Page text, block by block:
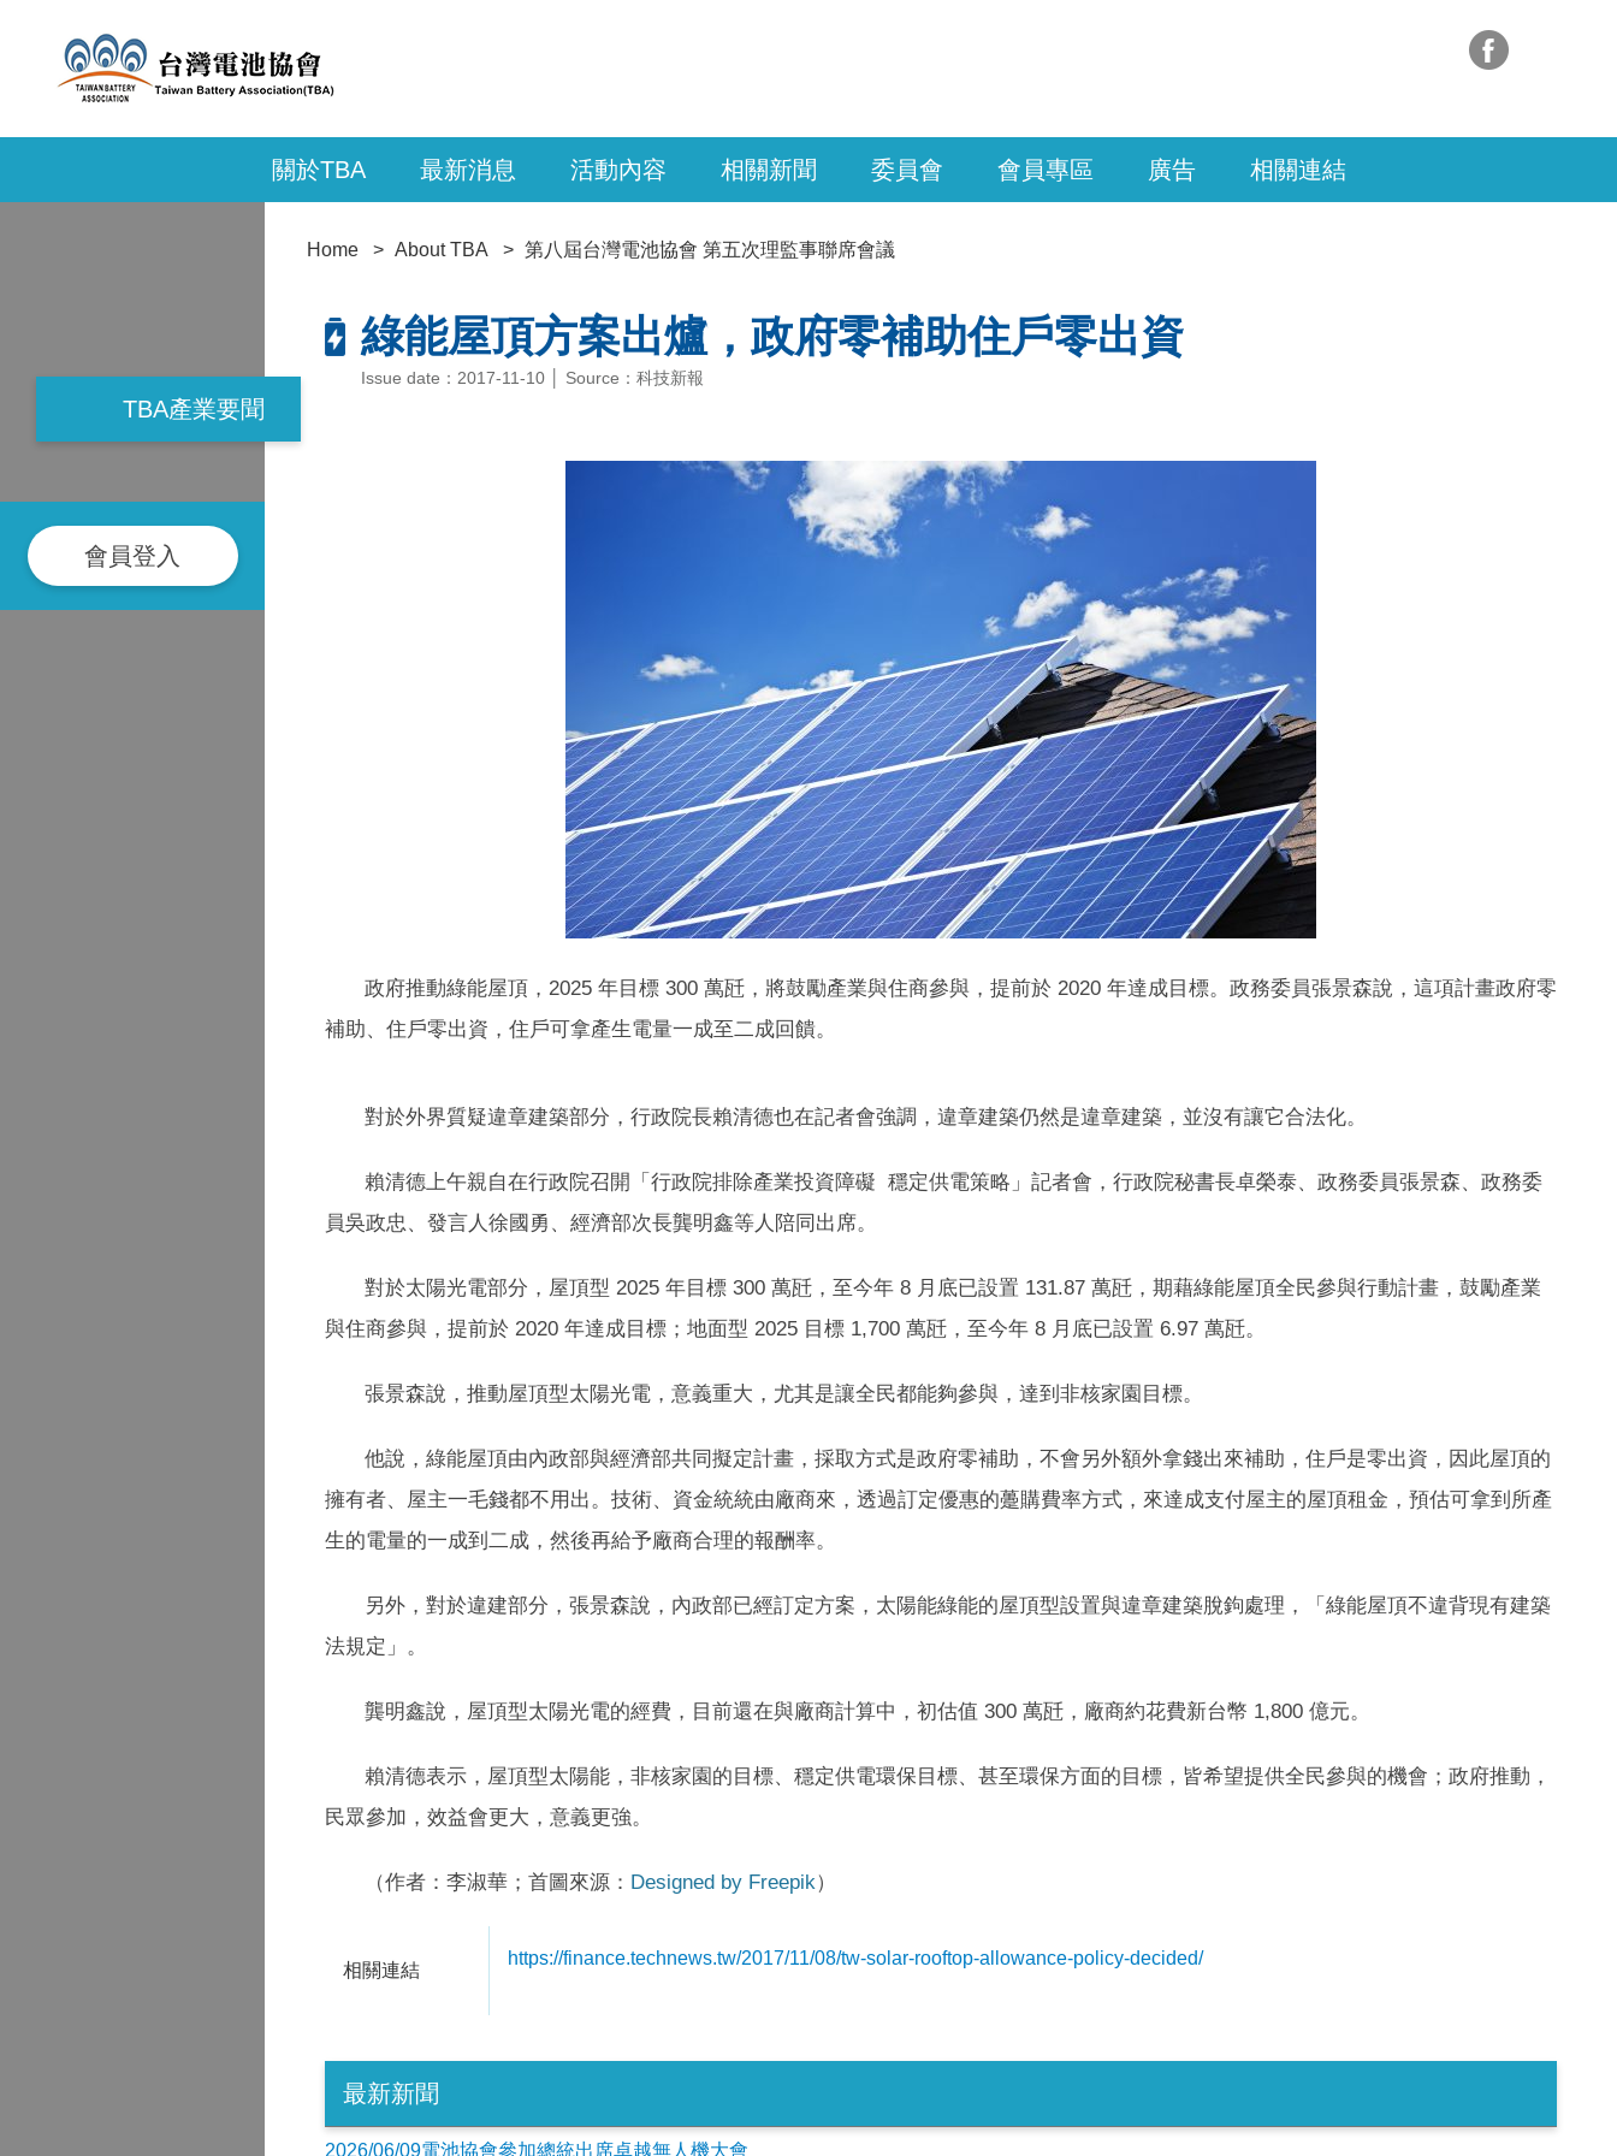
關於TBA 最新消息 活動內容 相關新聞 委員會 會員專區 廣告 相關連結
TBA產業要聞
會員登入
Home About TBA 第八屆台灣電池協會 第五次理監事聯席會議
綠能屋頂方案出爐，政府零補助住戶零出資
Issue date：2017-11-10 │ Source：科技新報
政府推動綠能屋頂，2025 年目標 300 萬瓩，將鼓勵產業與住商參與，提前於 2020 年達成目標。政務委員張景森說，這項計畫政府零
補助、住戶零出資，住戶可拿產生電量一成至二成回饋。
對於外界質疑違章建築部分，行政院長賴清德也在記者會強調，違章建築仍然是違章建築，並沒有讓它合法化。
賴清德上午親自在行政院召開「行政院排除產業投資障礙 穩定供電策略」記者會，行政院秘書長卓榮泰、政務委員張景森、政務委
員吳政忠、發言人徐國勇、經濟部次長龔明鑫等人陪同出席。
對於太陽光電部分，屋頂型 2025 年目標 300 萬瓩，至今年 8 月底已設置 131.87 萬瓩，期藉綠能屋頂全民參與行動計畫，鼓勵產業
與住商參與，提前於 2020 年達成目標；地面型 2025 目標 1,700 萬瓩，至今年 8 月底已設置 6.97 萬瓩。
張景森說，推動屋頂型太陽光電，意義重大，尤其是讓全民都能夠參與，達到非核家園目標。
他說，綠能屋頂由內政部與經濟部共同擬定計畫，採取方式是政府零補助，不會另外額外拿錢出來補助，住戶是零出資，因此屋頂的
擁有者、屋主一毛錢都不用出。技術、資金統統由廠商來，透過訂定優惠的躉購費率方式，來達成支付屋主的屋頂租金，預估可拿到所產
生的電量的一成到二成，然後再給予廠商合理的報酬率。
另外，對於違建部分，張景森說，內政部已經訂定方案，太陽能綠能的屋頂型設置與違章建築脫鉤處理，「綠能屋頂不違背現有建築
法規定」。
龔明鑫說，屋頂型太陽光電的經費，目前還在與廠商計算中，初估值 300 萬瓩，廠商約花費新台幣 1,800 億元。
賴清德表示，屋頂型太陽能，非核家園的目標、穩定供電環保目標、甚至環保方面的目標，皆希望提供全民參與的機會；政府推動，
民眾參加，效益會更大，意義更強。
（作者：李淑華；首圖來源： Designed by Freepik）
相關連結
https://finance.technews.tw/2017/11/08/tw-solar-rooftop-allowance-policy-decided/
最新新聞
2026/06/09電池協會參加總統出席卓越無人機大會